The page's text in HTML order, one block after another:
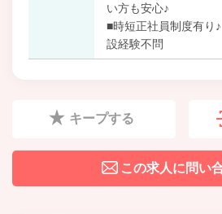
い方も安心♪
■時短正社員制度有
設経験不問
キープする
この求人に問い